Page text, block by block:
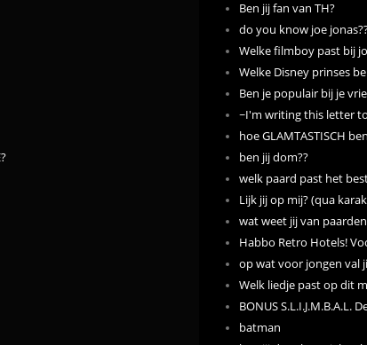
Ben jij fan van TH?
do you know joe
Welke filmboy past bij
Welke Disney prinses
Ben je populair bij je
~I'm writing this letter
hoe GLAMTASTISCH
ben jij dom??
welk paard past het
Lijk jij op mij? (qua
wat weet jij van
Habbo Retro Hotels!
op wat voor jongen val
Welk liedje past op dit
BONUS S.L.I.J.M.B.A.L.
batman